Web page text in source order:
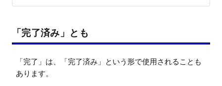
「完了済み」とも
「完了」は、「完了済み」という形で使用されることも
あります。